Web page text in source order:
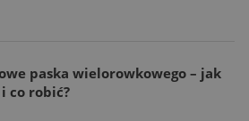
paska wielorowkowego – jak
co robić?